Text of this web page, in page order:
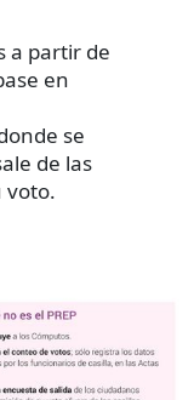
a partir de
en
se
de las
voto.